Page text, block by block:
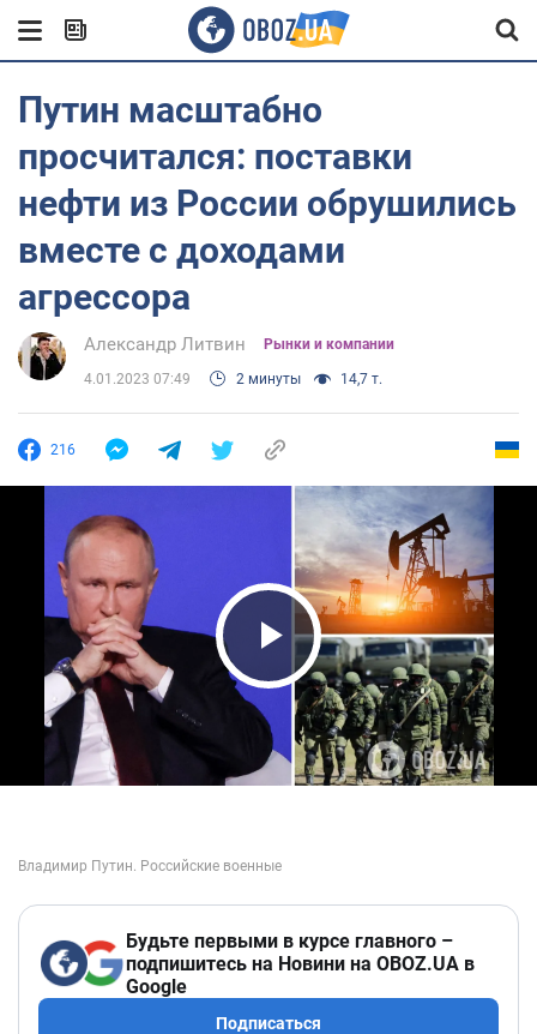
Путин масштабно
просчитался: поставки
нефти из России обрушились
вместе с доходами
агрессора
Александр Литвин Рынки и компании
4.01.2023 07:49 2 минуты 14,7 т.
216
Play Video
Будьте первыми в курсе главного –
подпишитесь на Новини на OBOZ.UA в
Google
Подписаться